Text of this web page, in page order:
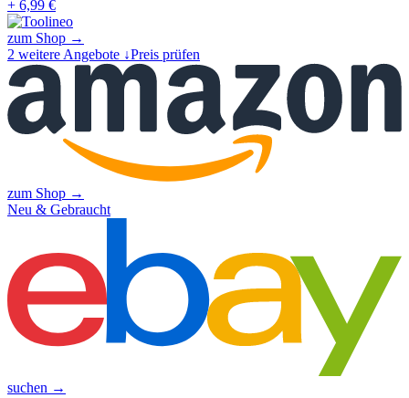
+ 6,99 €
zum Shop →
2 weitere Angebote ↓Preis prüfen
zum Shop →
Neu & Gebraucht
suchen →